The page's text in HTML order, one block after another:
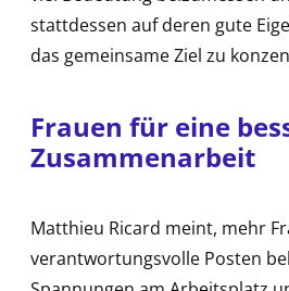
stattdessen auf deren gute
das gemeinsame Ziel zu
Frauen für eine
Zusammenarbeit
Matthieu Ricard meint, mehr
verantwortungsvolle Posten